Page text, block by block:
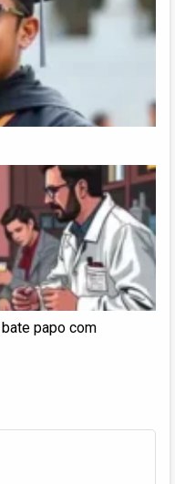
papo com